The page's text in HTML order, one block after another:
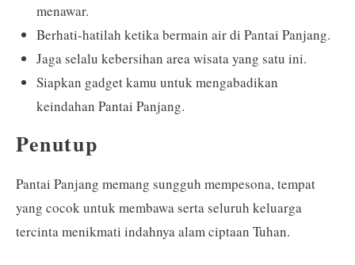
menawar.
Berhati-hatilah ketika bermain air di Pantai Panjang.
Jaga selalu kebersihan area wisata yang satu ini.
Siapkan gadget kamu untuk mengabadikan
keindahan Pantai Panjang.
Penutup
Pantai Panjang memang sungguh mempesona, tempat
yang cocok untuk membawa serta seluruh keluarga
tercinta menikmati indahnya alam ciptaan Tuhan.